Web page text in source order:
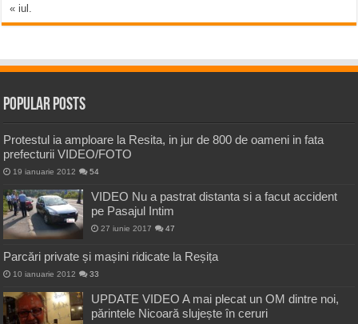
« iul.
Popular Posts
Protestul ia amploare la Resita, in jur de 800 de oameni in fata
prefecturii VIDEO/FOTO
19 ianuarie 2012 54
VIDEO Nu a pastrat distanta si a facut accident
pe Pasajul Intim
27 iunie 2017 47
Parcări private și mașini ridicate la Reșița
10 ianuarie 2012 33
UPDATE VIDEO A mai plecat un OM dintre noi,
părintele Nicoară slujește în ceruri